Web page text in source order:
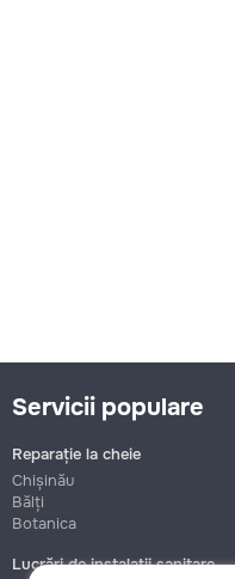
Servicii populare
Reparație la cheie
Chișinău
Bălți
Botanica
Lucrări de instalații sanitare